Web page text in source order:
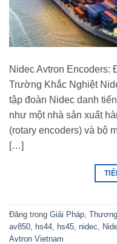
Nidec Avtron Encoders:
Trường Khắc Nghiệt
tập đoàn Nidec danh
như một nhà sản xuất
(rotary encoders) và bộ
[…]
Đăng trong Giải Pháp
av850
hs44 hs45 nidec
Avtron Vietnam